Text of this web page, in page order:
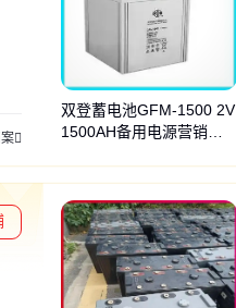
电源 科士达ups电源 华为ups电源
双登蓄电池GFM-1500 2V
1500AH备用电源营销中